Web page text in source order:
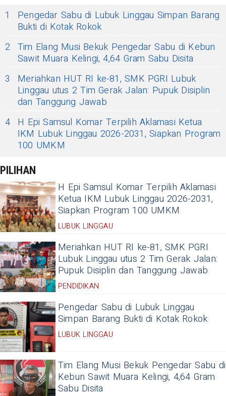
1
Pengedar Sabu di Lubuk Linggau Simpan Barang
Bukti di Kotak Rokok
2 Tim Elang Musi Bekuk Pengedar Sabu di Kebun
Sawit Muara Kelingi, 4,64 Gram Sabu Disita
3
Meriahkan HUT RI ke-81, SMK PGRI Lubuk
Linggau utus 2 Tim Gerak Jalan: Pupuk Disiplin
dan Tanggung Jawab
4 H Epi Samsul Komar Terpilih Aklamasi Ketua
IKM Lubuk Linggau 2026-2031, Siapkan Program
100 UMKM
PILIHAN
H Epi Samsul Komar Terpilih Aklamasi
Ketua IKM Lubuk Linggau 2026-2031,
Siapkan Program 100 UMKM
LUBUK LINGGAU
Meriahkan HUT RI ke-81, SMK PGRI
Lubuk Linggau utus 2 Tim Gerak Jalan:
Pupuk Disiplin dan Tanggung Jawab
PENDIDIKAN
Pengedar Sabu di Lubuk Linggau
Simpan Barang Bukti di Kotak Rokok
LUBUK LINGGAU
Tim Elang Musi Bekuk Pengedar Sabu di
Kebun Sawit Muara Kelingi, 4,64 Gram
Sabu Disita